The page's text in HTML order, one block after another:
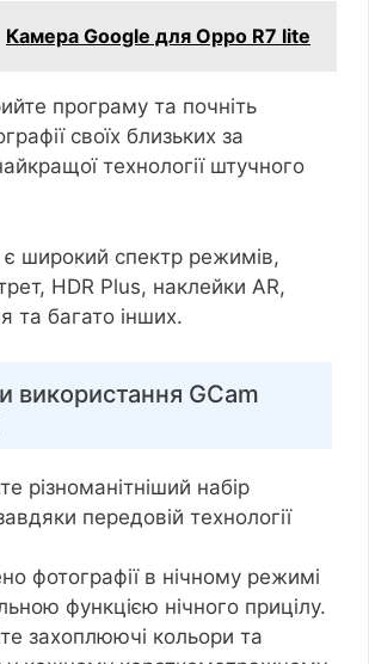
Камера Google для Oppo R7 lite
програму та почніть
своїх близьких за
технології штучного
є широкий спектр режимів,
HDR Plus, наклейки AR,
та багато інших.
використання GCam
різноманітніший набір
передовій технології
фотографії в нічному режимі
функцією нічного прицілу.
захоплюючі кольори та